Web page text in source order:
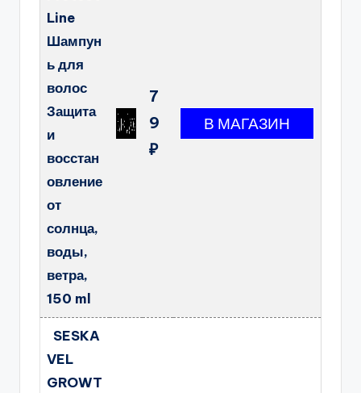
Line
Шампун
ь для
волос
Защита
и
восстан
овление
от
солнца,
воды,
ветра,
150 ml
7
9
₽
SESKA
VEL
GROWT